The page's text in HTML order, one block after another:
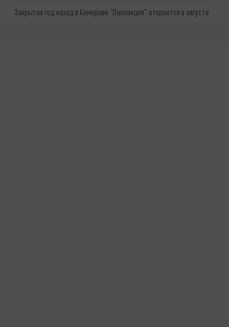
Закрытая год назад в Кемерове “Лапландия” откроется в августе